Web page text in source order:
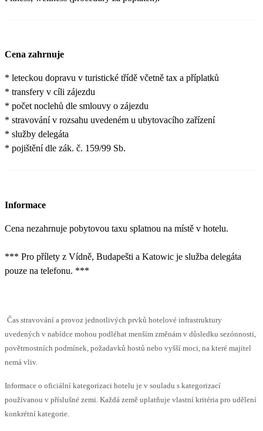
Cena zahrnuje
* leteckou dopravu v turistické třídě včetně tax a příplatků
* transfery v cíli zájezdu
* počet noclehů dle smlouvy o zájezdu
* stravování v rozsahu uvedeném u ubytovacího zařízení
* služby delegáta
* pojištění dle zák. č. 159/99 Sb.
Informace
Cena nezahrnuje pobytovou taxu splatnou na místě v hotelu.
*** Pro přílety z Vídně, Budapešti a Katowic je služba delegáta
pouze na telefonu. ***
Čas stravování a provoz jednotlivých prvků hotelové infrastruktury
uvedených v nabídce mohou podléhat menším změnám v důsledku sezónnosti,
povětrnostních podmínek, požadavků hostů nebo vyšší moci, na které majitel
nemá vliv.
Informace o oficiální kategorizaci hotelu je v souladu s kategorizací
používanou v příslušné zemi. Každá země uplatňuje vlastní kritéria pro udělení
konkrétní kategorie.